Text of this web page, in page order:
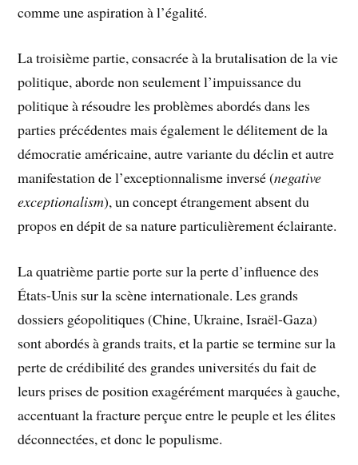
comme une aspiration à l’égalité.
La troisième partie, consacrée à la brutalisation de la vie
politique, aborde non seulement l’impuissance du
politique à résoudre les problèmes abordés dans les
parties précédentes mais également le délitement de la
démocratie américaine, autre variante du déclin et autre
manifestation de l’exceptionnalisme inversé (negative
exceptionalism), un concept étrangement absent du
propos en dépit de sa nature particulièrement éclairante.
La quatrième partie porte sur la perte d’influence des
États-Unis sur la scène internationale. Les grands
dossiers géopolitiques (Chine, Ukraine, Israël-Gaza)
sont abordés à grands traits, et la partie se termine sur la
perte de crédibilité des grandes universités du fait de
leurs prises de position exagérément marquées à gauche,
accentuant la fracture perçue entre le peuple et les élites
déconnectées, et donc le populisme.